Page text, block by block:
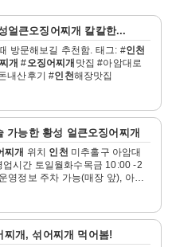
얼큰오징어찌개 칼칼한...
방문해보길 추천함. 태그: #인천
개 # 오징어찌개 맛집 #아암대로
내산후기 #인천해장맛집
가능한 황성 얼큰오징어찌개
찌개 위치 인천 미추홀구 아암대
시간 토일월화수목금 10:00 -2
정보 주차 가능(매장 앞), 아기
찌개, 섞어찌개 먹어봄!